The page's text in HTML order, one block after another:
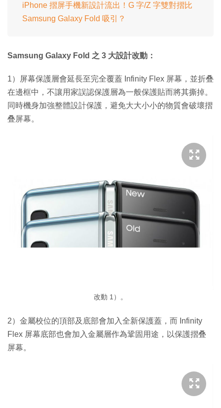
iPhone 摺屏手機新設計流出！G 字/Z 字雙對摺比
Samsung Galaxy Fold 吸引？
Samsung Galaxy Fold 之 3 大設計改動：
1）屏幕保護層會延長至完全覆蓋 Infinity Flex 屏幕，並折叠
在邊框中，不讓用家誤認保護層為一般保護貼而將其撕掉。
同時機身加強整體設計保護，避免大大小小的物質會破壞摺
叠屏幕。
改動 1）。
2）金屬校位的頂部及底部會加入全新保護蓋，而 Infinity
Flex 屏幕底部也會加入金屬層作為鞏固用途，以保護摺叠
屏幕。